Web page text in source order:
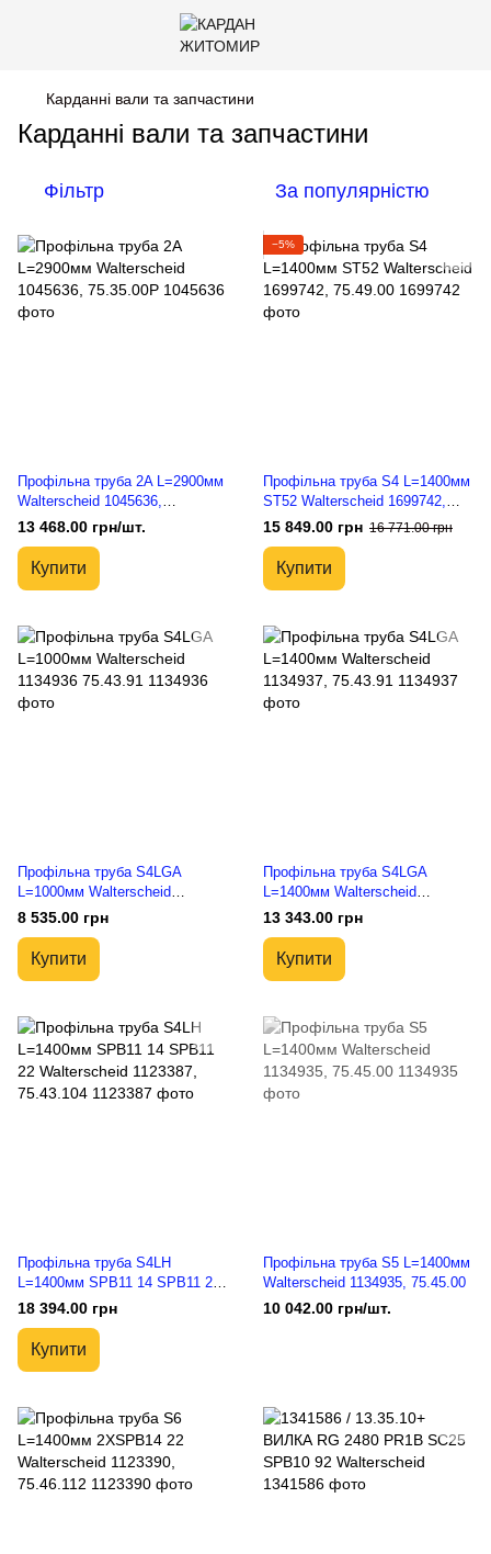
Карданні вали та запчастини
Карданні вали та запчастини
Фільтр За популярністю
Профільна труба 2A L=2900мм
Walterscheid 1045636,
75.35.00P
13 468.00 грн/шт.
Купити
−5%
Профільна труба S4 L=1400мм
ST52 Walterscheid 1699742,
75.49.00
15 849.00 грн 16 771.00 грн
Купити
Профільна труба S4LGA
L=1000мм Walterscheid
1134936 75.43.91
8 535.00 грн
Купити
Профільна труба S4LGA
L=1400мм Walterscheid
1134937, 75.43.91
13 343.00 грн
Купити
Профільна труба S4LH
L=1400мм SPB11 14 SPB11 22
Walterscheid 1123387,
18 394.00 грн
Купити
Профільна труба S5 L=1400мм
Walterscheid 1134935, 75.45.00
10 042.00 грн/шт.